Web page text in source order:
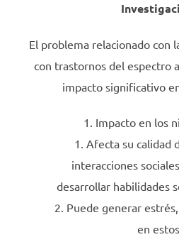
El problema relacionado con
con trastornos del espectro
impacto significativo
Impacto en los
Afecta su calidad
interacciones
desarrollar habilidades
Puede generar
en